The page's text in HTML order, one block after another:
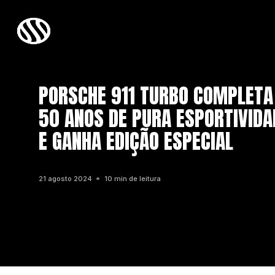
PORSCHE 911 TURBO COMPLETA
50 ANOS DE PURA
E GANHA EDIÇÃO ESPECIAL
21 agosto 2024 10 min de leitura